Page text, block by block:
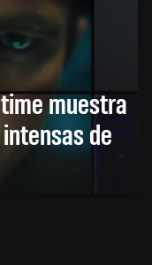
muestra
de